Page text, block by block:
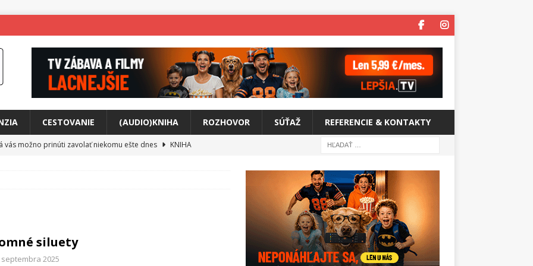
CESTOVANIE (AUDIO)KNIHA ROZHOVOR SÚŤAŽ REFERENCIE & KONTAKTY
vás možno prinúti zavolať niekomu ešte dnes
KNIHA
svet plný tajomstiev
siluety
septembra 2025